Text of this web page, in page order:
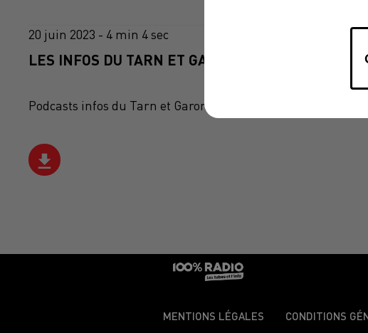
20 juin 2023 - 4 min 4 sec
LES INFOS DU TARN ET GARONNE DU 20/06/2023
Podcasts infos du Tarn et Garonne
MENTIONS LÉGALES CONDITIONS